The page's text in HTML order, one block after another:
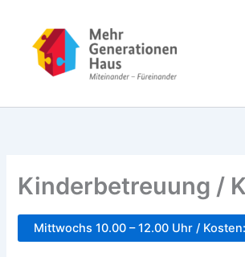
springen
Kinderbetreuung /
Mittwochs 10.00 – 12.00 Uhr /